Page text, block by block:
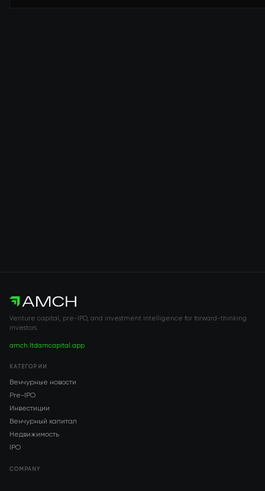
Venture capital, pre-IPO, and investment intelligence for forward-thinking
investors.
amch.ltdamcapital.app
КАТЕГОРИИ
Венчурные новости
Pre-IPO
Инвестиции
Венчурный капитал
Недвижимость
IPO
COMPANY